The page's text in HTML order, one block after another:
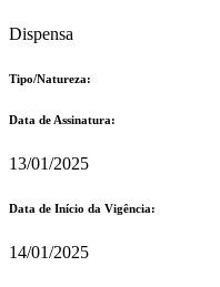
Dispensa
Tipo/Natureza:
Data de Assinatura:
13/01/2025
Data de Início da Vigência:
14/01/2025